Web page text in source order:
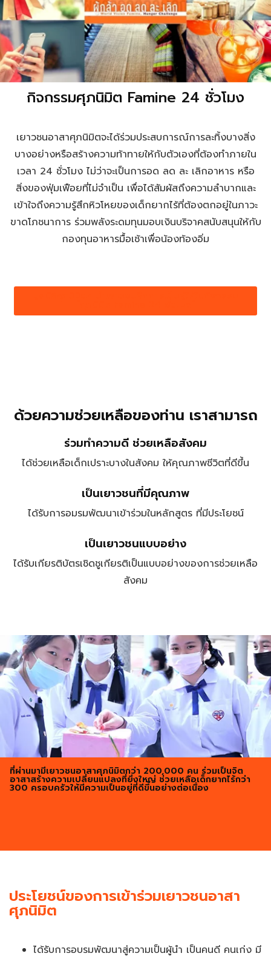
กิจกรรมศุภนิมิต Famine 24 ชั่วโมง
เยาวชนอาสาศุภนิมิตจะได้ร่วมประสบการณ์การละทิ้งบางสิ่ง
บางอย่างหรือสร้างความท้าทายให้กับตัวเองที่ต้องทำภายใน
เวลา 24 ชั่วโมง ไม่ว่าจะเป็นการอด ลด ละ เลิกอาหาร หรือ
สิ่งของฟุ่มเฟือยที่ไม่จำเป็น เพื่อได้สัมผัสถึงความลำบากและ
เข้าใจถึงความรู้สึกหิวโหยของเด็กยากไร้ที่ต้องตกอยู่ในภาวะ
ขาดโภชนาการ ร่วมพลังระดมทุนมอบเงินบริจาคสนับสนุนให้กับ
กองทุนอาหารมื้อเช้าเพื่อน้องท้องอิ่ม
ด้วยความช่วยเหลือของท่าน เราสามารถ
ร่วมทำความดี​ ช่วยเหลือสังคม​
ได้ช่วยเหลือเด็กเปราะบางในสังคม​ ให้คุณภาพชีวิตที่ดีขึ้น​
เป็นเยาวชนที่มีคุณภาพ​
ได้รับการอมรมพัฒนาเข้าร่วมในหลักสูตร​ ที่มีประโยชน์​
เป็นเยาวชนแบบอย่าง​
ได้รับเกียรติบัตรเชิดชูเกียรติเป็นแบบอย่างของการช่วยเหลือ
สังคม
ที่ผ่านมามีเยาวชนอาสาศุภนิมิตกว่า 200,000 คน ร่วมเป็นจิต
อาสาสร้างความเปลี่ยนแปลงที่ยิ่งใหญ่ ช่วยเหลือเด็กยากไร้กว่า
300 ครอบครัวให้มีความเป็นอยู่ที่ดีขึ้นอย่างต่อเนื่อง​
ประโยชน์ของการเข้าร่วมเยาวชนอาสา
ศุภนิมิต
ได้รับการอบรมพัฒนาสู่ความเป็นผู้นำ เป็นคนดี คนเก่ง มี